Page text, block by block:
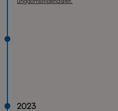
2023